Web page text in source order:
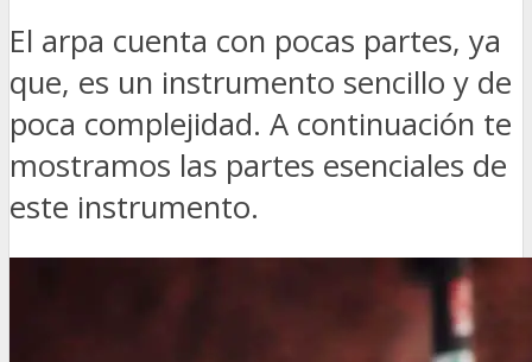
El arpa cuenta con pocas partes, ya
que, es un instrumento sencillo y de
poca complejidad. A continuación te
mostramos las partes esenciales de
este instrumento.